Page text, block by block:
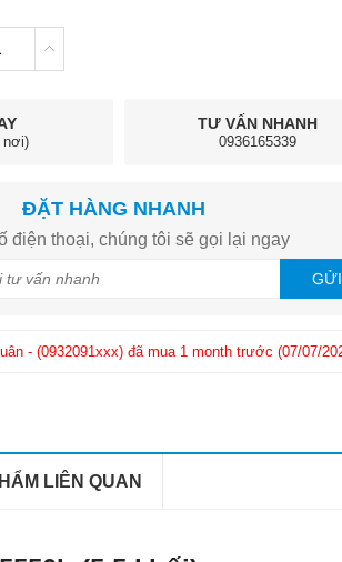
nơi)
TƯ VẤN NHANH
0936165339
ĐẶT HÀNG NHANH
điện thoại, chúng tôi sẽ gọi lại ngay
GỬI
đã mua 1 month trước (25/06/2026)
LIÊN QUAN